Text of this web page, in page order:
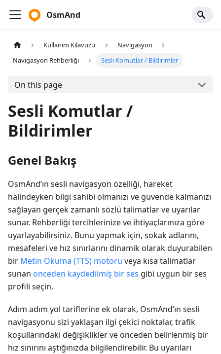
OsmAnd
Kullanım Kılavuzu
Navigasyon
Navigasyon Rehberliği
Sesli Komutlar / Bildirimler
On this page
Sesli Komutlar /
Bildirimler
Genel Bakış
OsmAnd’ın sesli navigasyon özelliği, hareket
halindeyken bilgi sahibi olmanızı ve güvende kalmanızı
sağlayan gerçek zamanlı sözlü talimatlar ve uyarılar
sunar. Rehberliği tercihlerinize ve ihtiyaçlarınıza göre
uyarlayabilirsiniz. Bunu yapmak için, sokak adlarını,
mesafeleri ve hız sınırlarını dinamik olarak duyurabilen
bir Metin Okuma (TTS) motoru veya kısa talimatlar
sunan önceden kaydedilmiş bir ses gibi uygun bir ses
profili seçin.
Adım adım yol tariflerine ek olarak, OsmAnd’ın sesli
navigasyonu sizi yaklaşan ilgi çekici noktalar, trafik
koşullarındaki değişiklikler ve önceden belirlenmiş bir
hız sınırını aştığınızda bilgilendirebilir. Bu uyarıları